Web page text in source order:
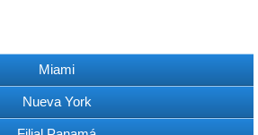
Miami
Nueva York